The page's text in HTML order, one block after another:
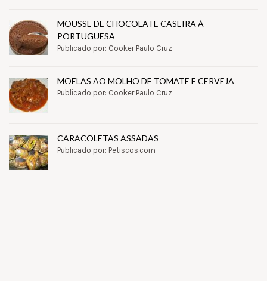
MOUSSE DE CHOCOLATE CASEIRA À
PORTUGUESA
Publicado por: Cooker Paulo Cruz
MOELAS AO MOLHO DE TOMATE E CERVEJA
Publicado por: Cooker Paulo Cruz
CARACOLETAS ASSADAS
Publicado por: Petiscos.com